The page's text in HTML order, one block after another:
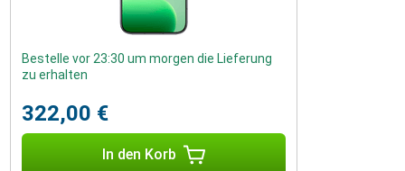
Bestelle vor 23:30 um morgen die Lieferung
zu erhalten
322,00 €
In den Korb